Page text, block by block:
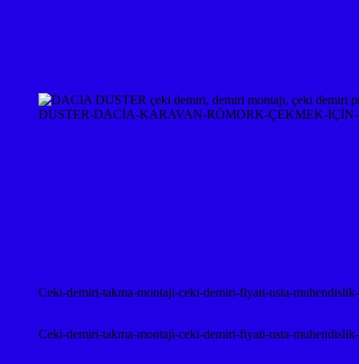
DUSTER-DACİA-KARAVAN-RÖMORK-ÇEKMEK-
Ceki-demiri-takma-montaji-ceki-demiri-fiyati-usta-
Ceki-demiri-takma-montaji-ceki-demiri-fiyati-usta-